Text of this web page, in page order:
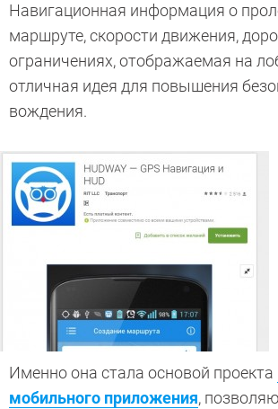
Навигационная информация о
маршруте, скорости движения,
ограничениях, отображаемая на
отличная идея для повышения
вождения.
Именно она стала основой проекта
мобильного приложения,